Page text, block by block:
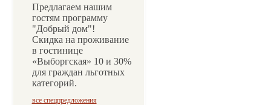
Предлагаем нашим
гостям программу
"Добрый дом"!
Скидка на проживание
в гостинице
«Выборгская» 10 и 30%
для граждан льготных
категорий.
все спецпредложения